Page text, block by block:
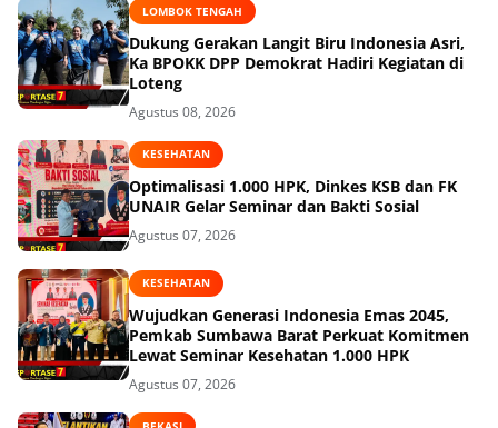
LOMBOK TENGAH
Dukung Gerakan Langit Biru Indonesia Asri,
Ka BPOKK DPP Demokrat Hadiri Kegiatan di
Loteng
Agustus 08, 2026
KESEHATAN
Optimalisasi 1.000 HPK, Dinkes KSB dan FK
UNAIR Gelar Seminar dan Bakti Sosial
Agustus 07, 2026
KESEHATAN
Wujudkan Generasi Indonesia Emas 2045,
Pemkab Sumbawa Barat Perkuat Komitmen
Lewat Seminar Kesehatan 1.000 HPK
Agustus 07, 2026